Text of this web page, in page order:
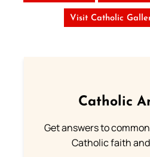
Visit Catholic
Catholic
Get answers to
Catholic faith